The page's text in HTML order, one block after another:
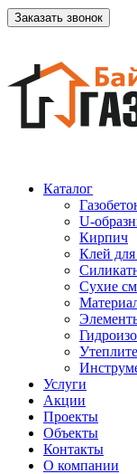
Заказать звонок
Каталог
U-
Кирпич
Клей для
Сухие
Услуги
Акции
Проекты
Объекты
Контакты
О компании